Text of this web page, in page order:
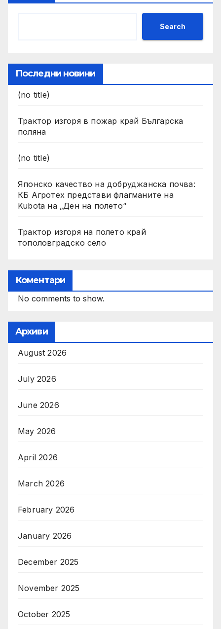
Search
Последни новини
(no title)
Трактор изгоря в пожар край Българска
поляна
(no title)
Японско качество на добруджанска почва:
КБ Агротех представи флагманите на
Kubota на „Ден на полето“
Трактор изгоря на полето край
тополовградско село
Коментари
No comments to show.
Архиви
August 2026
July 2026
June 2026
May 2026
April 2026
March 2026
February 2026
January 2026
December 2025
November 2025
October 2025